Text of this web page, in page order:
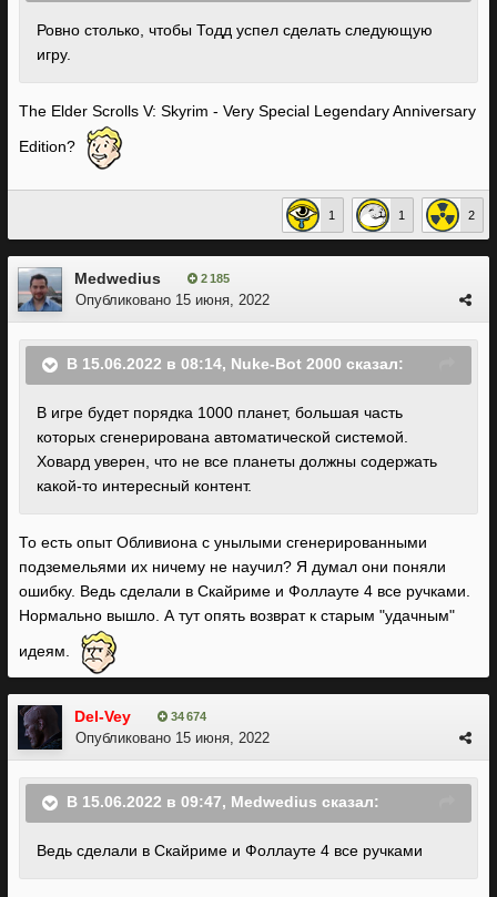
Ровно столько, чтобы Тодд успел сделать следующую
игру.
The Elder Scrolls V: Skyrim - Very Special Legendary Anniversary
Edition?
1 1 2
Medwedius 2 185
Опубликовано 15 июня, 2022
В 15.06.2022 в 08:14, Nuke-Bot 2000 сказал:
В игре будет порядка 1000 планет, большая часть
которых сгенерирована автоматической системой.
Ховард уверен, что не все планеты должны содержать
какой-то интересный контент.
То есть опыт Обливиона с унылыми сгенерированными
подземельями их ничему не научил? Я думал они поняли
ошибку. Ведь сделали в Скайриме и Фоллауте 4 все ручками.
Нормально вышло. А тут опять возврат к старым "удачным"
идеям.
Del-Vey 34 674
Опубликовано 15 июня, 2022
В 15.06.2022 в 09:47, Medwedius сказал:
Ведь сделали в Скайриме и Фоллауте 4 все ручками